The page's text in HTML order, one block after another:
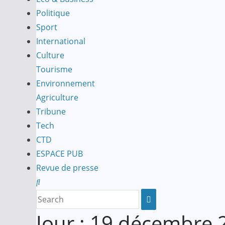
Politique
Sport
International
Culture
Tourisme
Environnement
Agriculture
Tribune
Tech
CTD
ESPACE PUB
Revue de presse